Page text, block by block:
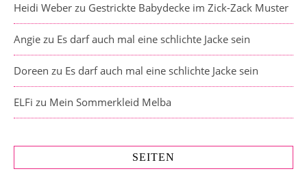
Heidi Weber zu Gestrickte Babydecke im Zick-Zack Muster
Angie zu Es darf auch mal eine schlichte Jacke sein
Doreen zu Es darf auch mal eine schlichte Jacke sein
ELFi zu Mein Sommerkleid Melba
SEITEN